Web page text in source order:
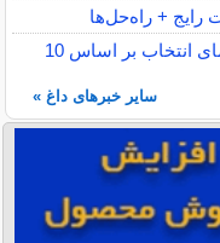
+ راه‌حل‌ها
بهترین شرکت آسانسور کدام است؟ راهنمای انتخاب بر اساس 10
سایر خبرهای داغ »